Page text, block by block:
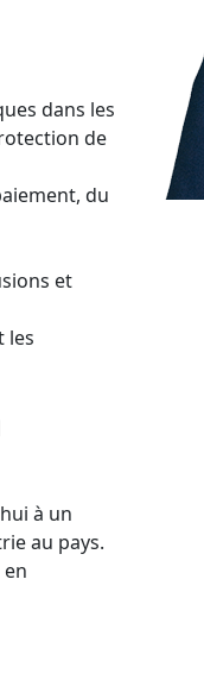
dans les
de
du
et
les
à un
au pays.